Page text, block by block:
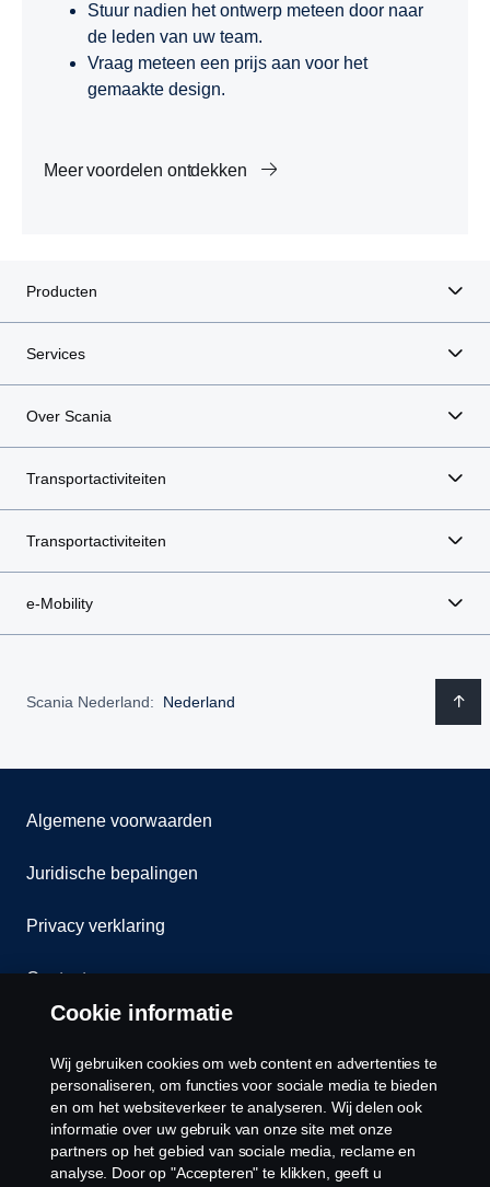
Stuur nadien het ontwerp meteen door naar
de leden van uw team.
Vraag meteen een prijs aan voor het
gemaakte design.
Meer voordelen ontdekken
Producten
Services
Over Scania
Transportactiviteiten
Transportactiviteiten
e-Mobility
Scania Nederland: Nederland
Algemene voorwaarden
Juridische bepalingen
Privacy verklaring
Contact
Cookiebeleid
Cookies
Cookie informatie
Wij gebruiken cookies om web content en advertenties te
personaliseren, om functies voor sociale media te bieden
en om het websiteverkeer te analyseren. Wij delen ook
informatie over uw gebruik van onze site met onze
partners op het gebied van sociale media, reclame en
analyse. Door op "Accepteren" te klikken, geeft u